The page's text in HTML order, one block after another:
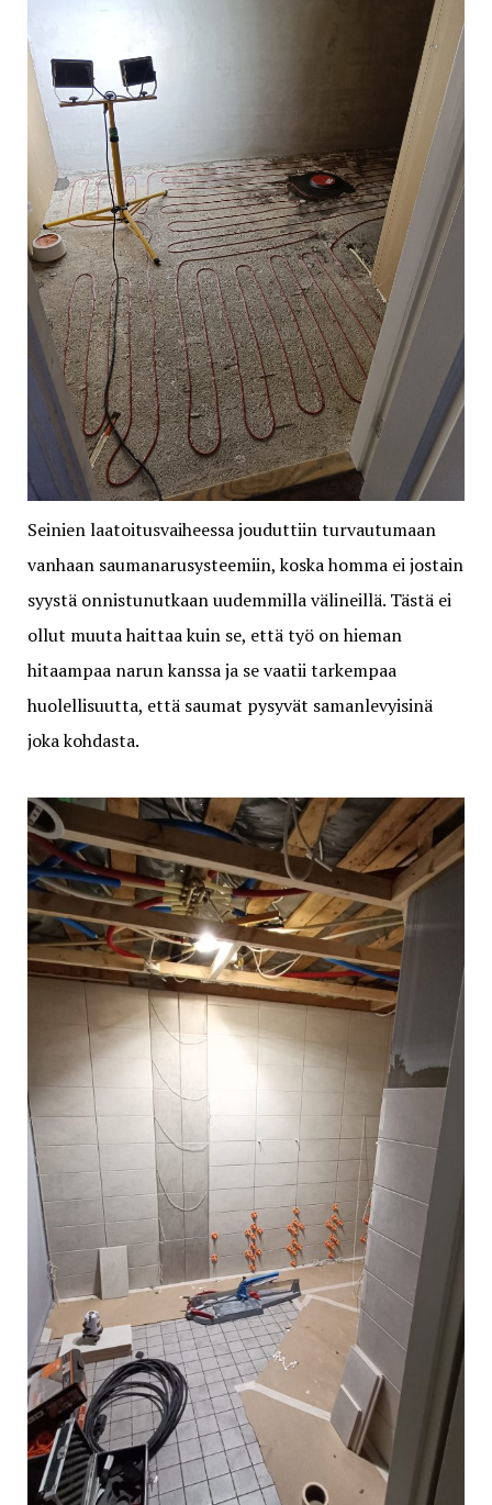
Seinien laatoitusvaiheessa jouduttiin turvautumaan
vanhaan saumanarusysteemiin, koska homma ei jostain
syystä onnistunutkaan uudemmilla välineillä. Tästä ei
ollut muuta haittaa kuin se, että työ on hieman
hitaampaa narun kanssa ja se vaatii tarkempaa
huolellisuutta, että saumat pysyvät samanlevyisinä
joka kohdasta.